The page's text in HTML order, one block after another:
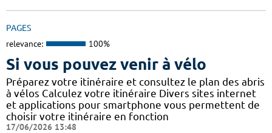
PAGES
relevance: 100%
Si vous pouvez venir à vélo
Préparez votre itinéraire et consultez le plan des abris
à vélos Calculez votre itinéraire Divers sites internet
et applications pour smartphone vous permettent de
choisir votre itinéraire en fonction
17/06/2026 13:48